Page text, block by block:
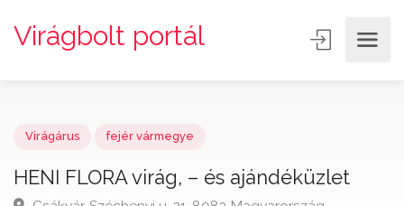
Virágbolt portál
HENI FLORA virág, – és ajándéküzlet